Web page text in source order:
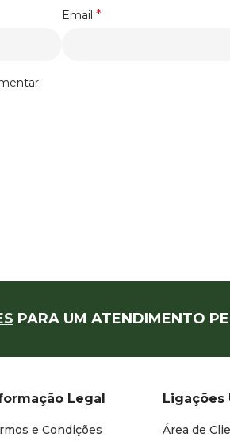
Email *
PARA UM ATENDIMENTO
Legal
e Condições
Ligações
Área de